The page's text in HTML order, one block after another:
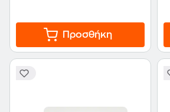
Προσθήκη